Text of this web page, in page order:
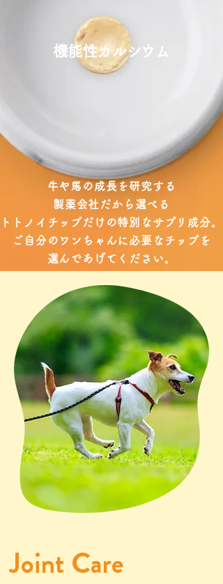
機能性カルシウム
牛や馬の成長を研究する
製薬会社だから選べる
トトノイチップだけの特別なサプリ成分。
ご自分のワンちゃんに必要なチップを
選んであげてください。
Joint Care